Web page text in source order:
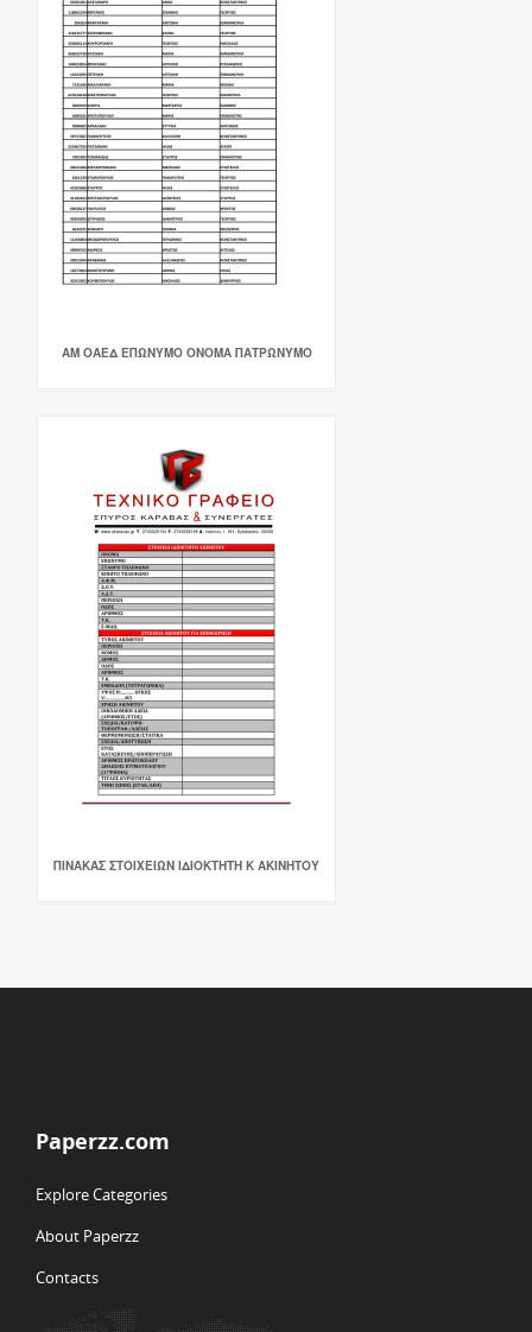
ΑΜ ΟΑΕΔ ΕΠΩΝΥΜΟ ΟΝΟΜΑ ΠΑΤΡΩΝΥΜΟ
ΠΙΝΑΚΑΣ ΣΤΟΙΧΕΙΩΝ ΙΔΙΟΚΤΗΤΗ Κ ΑΚΙΝΗΤΟΥ
Paperzz.com
Explore Categories
About Paperzz
Contacts